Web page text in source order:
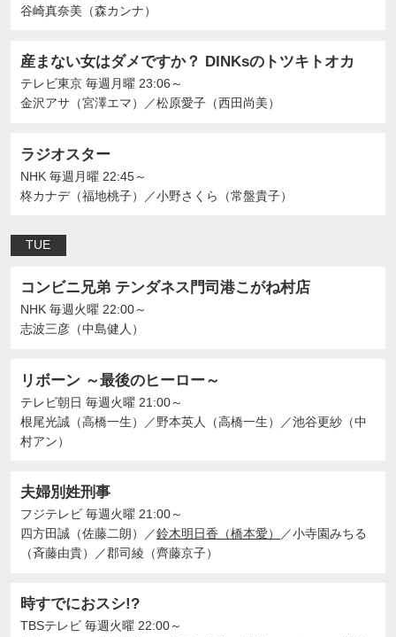
谷崎真奈美（森カンナ）
産まない女はダメですか？ DINKsのトツキトオカ
テレビ東京 毎週月曜 23:06～
金沢アサ（宮澤エマ）
／松原愛子（西田尚美）
ラジオスター
NHK 毎週月曜 22:45～
柊カナデ（福地桃子）
／小野さくら（常盤貴子）
TUE
コンビニ兄弟 テンダネス門司港こがね村店
NHK 毎週火曜 22:00～
志波三彦（中島健人）
リボーン ～最後のヒーロー～
テレビ朝日 毎週火曜 21:00～
根尾光誠（高橋一生）
／野本英人（高橋一生） ／池谷更紗（中
村アン）
夫婦別姓刑事
フジテレビ 毎週火曜 21:00～
四方田誠（佐藤二朗）
／鈴木明日香（橋本愛） ／小寺園みちる
（斉藤由貴）
／郡司綾（齊藤京子）
時すでにおスシ!?
TBSテレビ 毎週火曜 22:00～